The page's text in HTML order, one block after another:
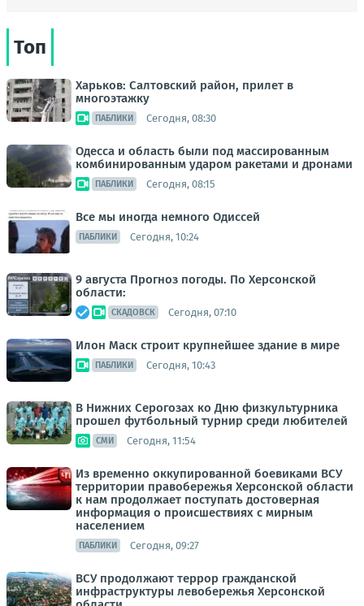
Топ
Харьков: Салтовский район, прилет в
многоэтажку
ПАБЛИКИ Сегодня, 08:30
Одесса и область были под массированным
комбинированным ударом ракетами и дронами
ПАБЛИКИ Сегодня, 08:15
Все мы иногда немного Одиссей
ПАБЛИКИ Сегодня, 10:24
9 августа Прогноз погоды. По Херсонской
области:
СКАДОВСК Сегодня, 07:10
Илон Маск строит крупнейшее здание в мире
ПАБЛИКИ Сегодня, 10:43
В Нижних Серогозах ко Дню физкультурника
прошел футбольный турнир среди любителей
СМИ Сегодня, 11:54
Из временно оккупированной боевиками ВСУ
территории правобережья Херсонской области
к нам продолжает поступать достоверная
информация о происшествиях с мирным
населением
ПАБЛИКИ Сегодня, 09:27
ВСУ продолжают террор гражданской
инфраструктуры левобережья Херсонской